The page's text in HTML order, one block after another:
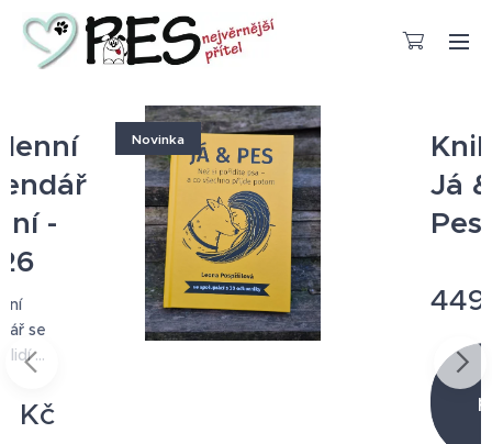
Novinka
Detail
produktu